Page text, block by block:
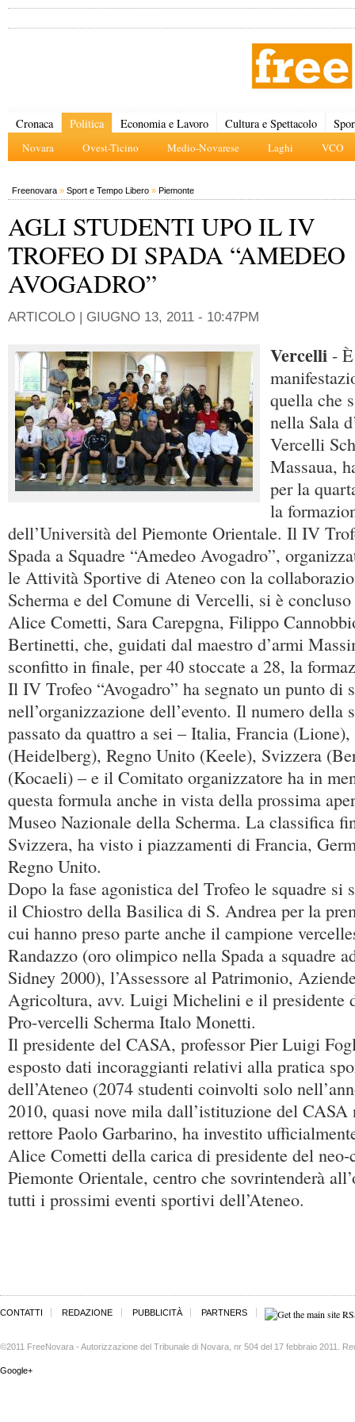
Cronaca Politica
Novara Ovest-Ticino Medio-Novarese Laghi VCO
Economia e Lavoro Cultura e Spettacolo
Freenovara » Sport e Tempo Libero » Piemonte
AGLI STUDENTI UPO IL IV
TROFEO DI SPADA “AMEDEO
AVOGADRO”
ARTICOLO | GIUGNO 13, 2011 - 10:47PM
Vercelli -
quella che
nella Sala
Vercelli
Massaua,
per la
la
dell’Università del Piemonte Orientale. Il IV
Spada a Squadre “Amedeo Avogadro”,
le Attività Sportive di Ateneo con la
Scherma e del Comune di Vercelli, si è
Alice Cometti, Sara Carepgna, Filippo
Bertinetti, che, guidati dal maestro d’armi
sconfitto in finale, per 40 stoccate a 28, la
Il IV Trofeo “Avogadro” ha segnato un punto di
nell’organizzazione dell’evento. Il numero della
passato da quattro a sei – Italia, Francia
(Heidelberg), Regno Unito (Keele), Svizzera
(Kocaeli) – e il Comitato organizzatore ha in
questa formula anche in vista della prossima
Museo Nazionale della Scherma. La classifica
Svizzera, ha visto i piazzamenti di Francia,
Regno Unito.
Dopo la fase agonistica del Trofeo le squadre si
il Chiostro della Basilica di S. Andrea per la
cui hanno preso parte anche il campione
Randazzo (oro olimpico nella Spada a squadre
Sidney 2000), l’Assessore al Patrimonio,
Agricoltura, avv. Luigi Michelini e il presidente
Pro-vercelli Scherma Italo Monetti.
Il presidente del CASA, professor Pier Luigi
esposto dati incoraggianti relativi alla pratica
dell’Ateneo (2074 studenti coinvolti solo
2010, quasi nove mila dall’istituzione del
rettore Paolo Garbarino, ha investito
Alice Cometti della carica di presidente del
Piemonte Orientale, centro che sovrintenderà
tutti i prossimi eventi sportivi dell’Ateneo.
CONTATTI REDAZIONE PUBBLICITÀ PARTNERS
©2011 FreeNovara - Autorizzazione del Tribunale di Novara, nr 504 del 17 febbraio 2011.
Google+